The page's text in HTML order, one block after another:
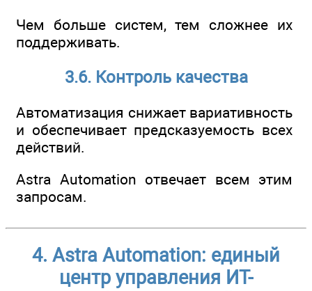
Чем больше систем, тем сложнее их
поддерживать.
3.6. Контроль качества
Автоматизация снижает вариативность
и обеспечивает предсказуемость всех
действий.
Astra Automation отвечает всем этим
запросам.
4. Astra Automation: единый
центр управления ИТ-